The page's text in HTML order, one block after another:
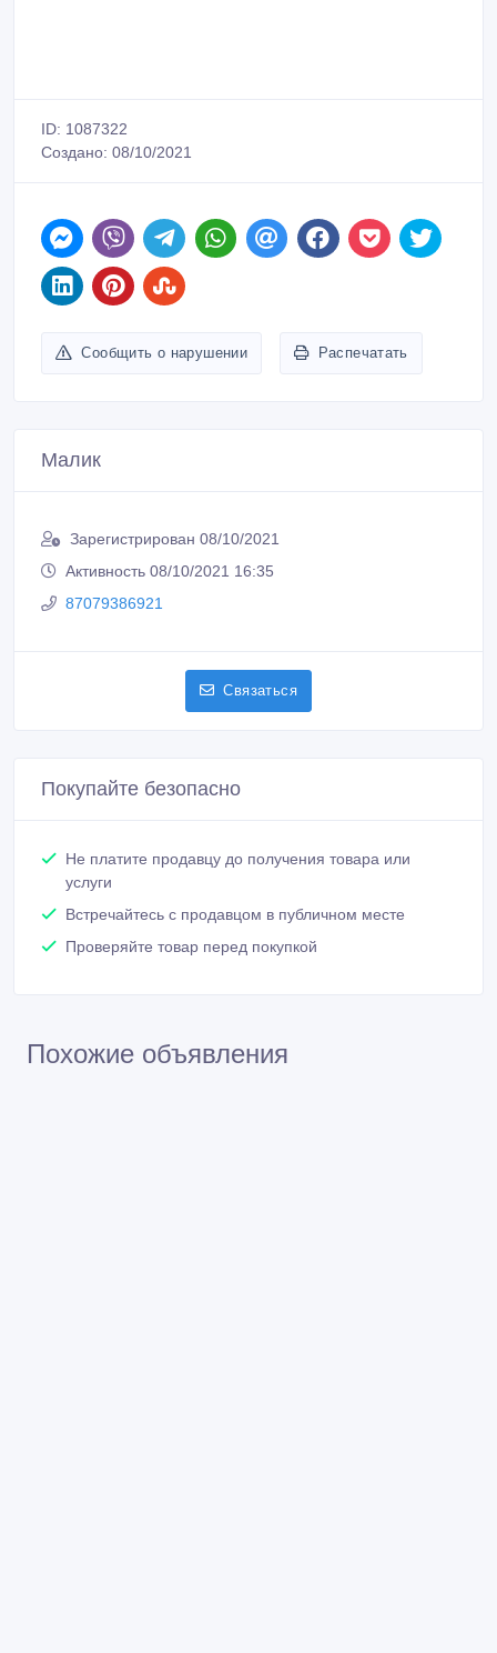
ID: 1087322
Создано: 08/10/2021
Сообщить о нарушении Распечатать
Малик
Зарегистрирован 08/10/2021
Активность 08/10/2021 16:35
87079386921
Связаться
Покупайте безопасно
Не платите продавцу до получения товара или
услуги
Встречайтесь с продавцом в публичном месте
Проверяйте товар перед покупкой
Похожие объявления